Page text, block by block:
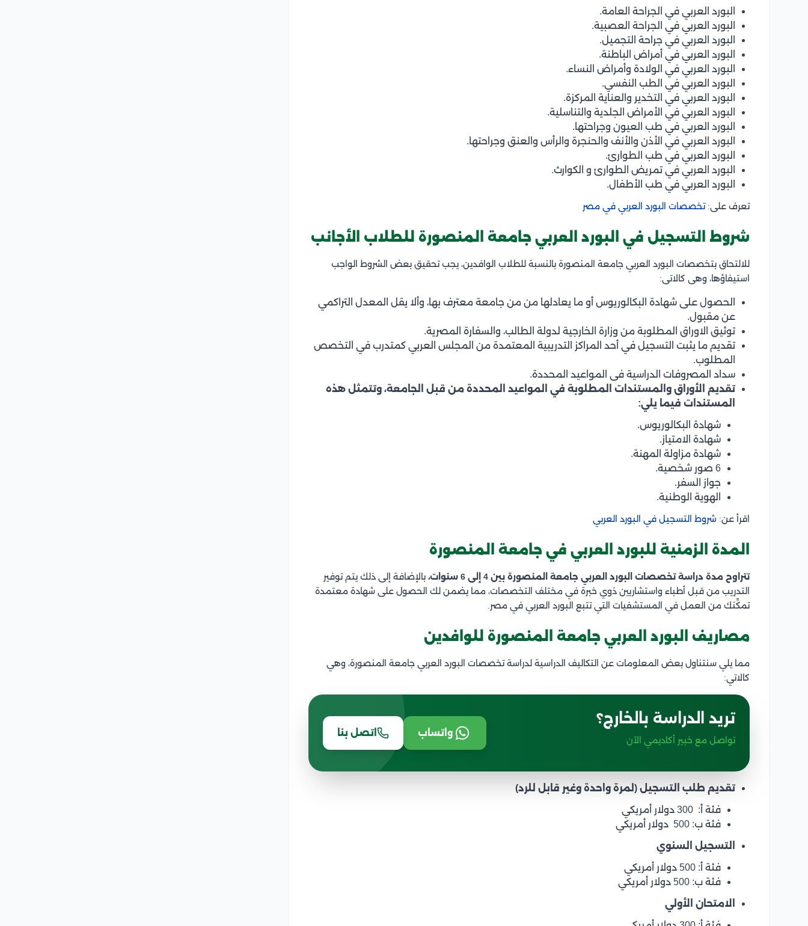
البورد العربي في الجراحة العامة.
البورد العربي في الجراحة العصبية.
البورد العربي في جراحة التجميل.
البورد العربي في أمراض الباطنة.
البورد العربي في الولادة وأمراض النساء.
البورد العربي في الطب النفسي.
البورد العربي في التخدير والعناية المركزة.
البورد العربي في الأمراض الجلدية والتناسلية.
البورد العربي في طب العيون وجراحتها.
البورد العربي في الأذن والأنف والحنجرة والرأس والعنق وجراحتها.
البورد العربي في طب الطوارئ.
البورد العربي في تمريض الطوارئ و الكوارث.
البورد العربي في طب الأطفال.
تعرف على:تخصصات البورد العربي في مصر
شروط التسجيل في البورد العربي جامعة المنصورة للطلاب الأجانب
للالتحاق بتخصصات البورد العربي جامعة المنصورة بالنسبة للطلاب الوافدين، يجب تحقيق بعض الشروط الواجب
استيفاؤها، وهى كالاتى:
الحصول على شهادة البكالوريوس أو ما يعادلها من من جامعة معترف بها، وألا يقل المعدل التراكمي
عن مقبول.
توثيق الاوراق المطلوبة من وزارة الخارجية لدولة الطالب، والسفارة المصرية.
تقديم ما يثبت التسجيل في أحد المراكز التدريبية المعتمدة من المجلس العربي كمتدرب في التخصص
المطلوب.
سداد المصروفات الدراسية فى المواعيد المحددة.
تقديم الأوراق والمستندات المطلوبة في المواعيد المحددة من قبل الجامعة، وتتمثل هذه
المستندات فيما يلي:
شهادة البكالوريوس.
شهادة الامتياز.
شهادة مزاولة المهنة.
6 صور شخصية.
جواز السفر.
الهوية الوطنية.
اقرأ عن: شروط التسجيل في البورد العربي
المدة الزمنية للبورد العربي في جامعة المنصورة
تتراوح مدة دراسة تخصصات البورد العربي جامعة المنصورة بين 4 إلى 6 سنوات،
بالإضافة إلى ذلك يتم توفير
التدريب من قبل أطباء واستشاريين ذوي خبرة في مختلف التخصصات، مما يضمن لك الحصول على شهادة معتمدة
تمكِّنك من العمل في المستشفيات التي تتبع البورد العربي في مصر.
مصاريف البورد العربي جامعة المنصورة للوافدين
مما يلي سنتناول بعض المعلومات عن التكاليف الدراسية لدراسة تخصصات البورد العربي جامعة المنصورة، وهي
كالاتي:
تريد الدراسة بالخارج؟
تواصل مع خبير أكاديمي الآن
واتساب اتصل بنا
تقديم طلب التسجيل (لمرة واحدة وغير قابل للرد)
فئة أ: 300 دولار أمريكي
فئة ب: 500 دولار أمريكي
التسجيل السنوي
فئة أ: 500 دولار أمريكي
فئة ب: 500 دولار أمريكي
الامتحان الأولي